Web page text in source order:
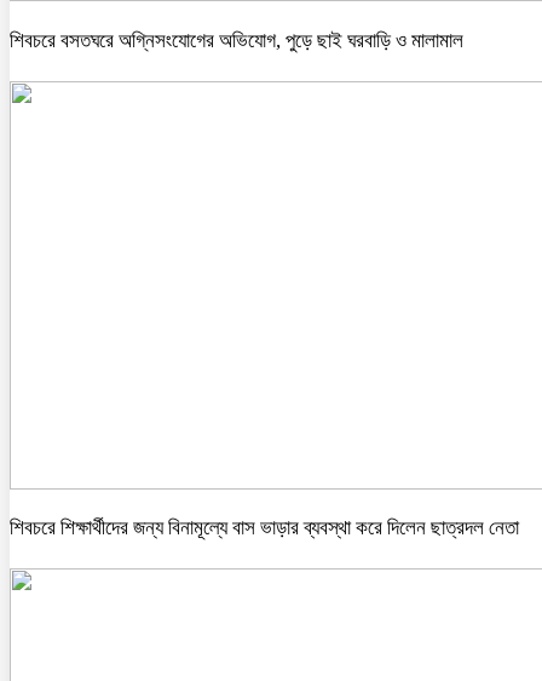
শিবচরে বসতঘরে অগ্নিসংযোগের অভিযোগ, পুড়ে ছাই ঘরবাড়ি ও মালামাল
শিবচরে শিক্ষার্থীদের জন্য বিনামূল্যে বাস ভাড়ার ব্যবস্থা করে দিলেন ছাত্রদল নেতা